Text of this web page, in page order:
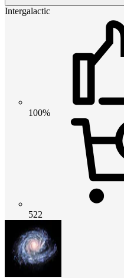
Intergalactic
100%
522